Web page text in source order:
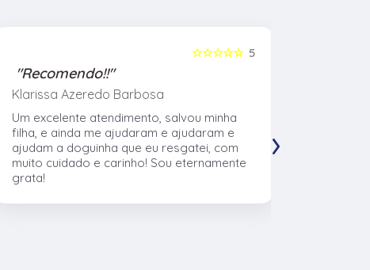
5
☆☆☆☆☆
"Recomendo!!"
Klarissa Azeredo Barbosa
Um excelente atendimento, salvou minha
filha, e ainda me ajudaram e ajudaram e
ajudam a doguinha que eu resgatei, com
muito cuidado e carinho! Sou eternamente
grata!
›